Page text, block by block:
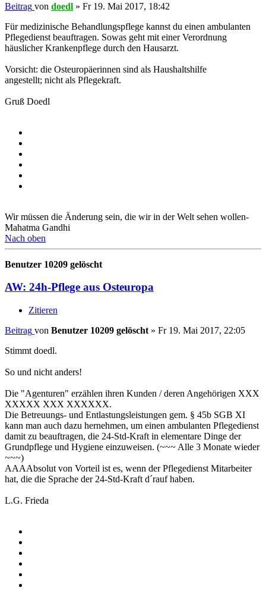
Beitrag von doedl » Fr 19. Mai 2017, 18:42
Für medizinische Behandlungspflege kannst du einen ambulanten
Pflegedienst beauftragen. Sowas geht mit einer Verordnung
häuslicher Krankenpflege durch den Hausarzt.
Vorsicht: die Osteuropäerinnen sind als Haushaltshilfe
angestellt; nicht als Pflegekraft.
Gruß Doedl
Wir müssen die Änderung sein, die wir in der Welt sehen wollen-
Mahatma Gandhi
Nach oben
Benutzer 10209 gelöscht
AW: 24h-Pflege aus Osteuropa
Zitieren
Beitrag von Benutzer 10209 gelöscht » Fr 19. Mai 2017, 22:05
Stimmt doedl.
So und nicht anders!
Die "Agenturen" erzählen ihren Kunden / deren Angehörigen XXX
XXXXX XXX XXXXXX.
Die Betreuungs- und Entlastungsleistungen gem. § 45b SGB XI
kann man auch dazu hernehmen, um einen ambulanten Pflegedienst
damit zu beauftragen, die 24-Std-Kraft in elementare Dinge der
Grundpflege und Hygiene einzuweisen. (~~~ Alle 3 Monate wieder
~~~)
AAAAbsolut von Vorteil ist es, wenn der Pflegedienst Mitarbeiter
hat, die die Sprache der 24-Std-Kraft d´rauf haben.
L.G. Frieda